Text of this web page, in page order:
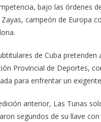
bajo las órdenes
campeón de Europa
de Cuba
Provincial de Deportes,
para enfrentar un
anterior, Las Tunas
segundos de su llave